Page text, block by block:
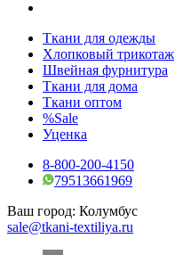
Ткани для одежды
Хлопковый трикотаж
Швейная фурнитура
Ткани для дома
Ткани оптом
%Sale
Уценка
8-800-200-4150
79513661969
Ваш город: Колумбус
sale@tkani-textiliya.ru